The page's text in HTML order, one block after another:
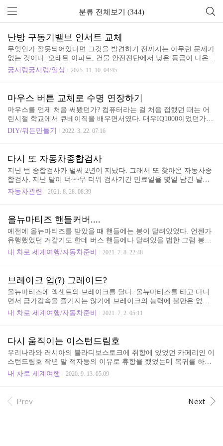
분류 전체보기 (344)
난방 구동기밸브 인서트 교체
무엇인가 잘못되어있다면 그것을 발견하기 전까지는 아무런 문제가
없는 것이다. 오래된 아파트, 건물 안전진단에서 낮은 등급이 나온것
이 축하한다고 각종 건설사에서 현수막을 걸고 이상하다. 건물상태
방분배기에서 이상함을 발견했다. 겨울이 다가오니 앞으로 역할을
해야하는데 갑자기 더 이상해지는 것은 아닐까? 몇일 지켜보니 하루
에 물 한방울(?) 정도 보이다 몇 주가 지나니 좀 더 나오는 듯했다. 상
태가 최상은 아니지만 30년이상되고 중간에 지역난방으로 전환되어
추가로 배관작업이 있었다. 왼쪽위 빨간 제품의 바로 아래에서 물방
궁시렁궁시렁/일상 2025. 11. 10. 04:45
마우스 버튼 교체로 수명 연장하기
마우스를 언제 처음 써봤던가? 컴퓨터라는 걸 처음 접했던 때는 어
린시절 학교에서 큐베이직을 배우면서였다. 대우IQ1000이었던가?
키보드가 곧 컴퓨터였다. 마우스? 그런건 없었다. 그때 컴퓨터를 가
기억되는 것으로 가라데같은 오락을 했던 기억이.... 큐베이직을 배
웠다는 경험으로 선생님의 지시로 성적입력을 했던 기억이 있다. 물
론 그 컴퓨터에도 마우스는 없었다. 80년대였지만 주위의 다른학교
는 성적표를 글로적고 도장찍고로 계속하고 있을때 우리학교는 도
트프린터로 출력해서 줬었다. 아무튼 80년대 중반에 누구들보다 빠
DIY/뭐든만들기 2022. 3. 22. 07:16
다시 또 자동차종합검사
지난 번 종합검사가 벌써 2년이 지났다. 그래서 또 찾아온 자동차종
합검사. 지난 달이 너~~무 더워 검사기간 만료일을 몇일 남긴 날짜
에 예약을 하고 검사를 받고왔다. 2년 전의 검사 때는 예약을 하고
지 완료하고 예약시간에 맞춰 방문하면 바로 검사장으로 갔었다. 비
가 주룩주룩~! 검사소건물은 변한게 없는 듯.... 순서가되면 아저씨
에게 차를 맡기고 삥~ 돌아서 대기실에 있으면서... 힐금힐끔 검사과
정 보기. 지난번 검사 후 2년사이에 썬팅을 했었는데... 시정권고라
고 보인다. 다른 나라들처럼 앞유리, 앞좌석창문의 투과율을 75%으
자동차관련 2021. 8. 28. 08:39
올뉴마티즈 핸들커버....
예전에 올뉴마티즈를 받았을 떄 핸들에는 봉이 달려있었다. 언젠가
유행했었던 거같기도 한데 버스 핸들에나 달려있을 법한 그럼 봉이
달려있었다. 개인적으로는 기타의 악세사리는 좋아하지 않기에 바
들의 상단부분에서 갈라진 게 손에 느껴졌었다. 운행을 전에 비해 하
지 않고 때양볕에 세워놔서인지 노화가 빨리왔을 수도 있겠다. 지하
주차장이 없는 관계로 진행은 점점 빨라질 수도 있는 것이고.... 20년
도 넘었나? 그 떄 핸들커버라는 걸 사용을 해봤었다. 핸들사이즈에
맞게 구입을 해서 어렵게 씌우고 벗길때는 더 어렵게~ 했었던 기억
내 차로 세계여행/자동차준비 2021. 7. 8. 22:48
브레이크 업(?) 그레이드?
올뉴마티즈에 엑센트의 브레이크를 달다. 올뉴마티즈를 타고 다니
면서 급가감속을 즐기지는 않기에 브레이크의 능력에 불만은 없었
는데 수년전에 주차장에서 출발하고 몇 분후에 약간의 내리막을 만
다는 것이었다. 그러나 그때도 이미 단종된 자동차이고 많은 비용을
들여 바꿔야 하나? 해서 브레이크액 교체, 브레이크 패드 교체 등만
하고 있었다. 마티즈 1,2,3 구형 엑센트것으로 브레이크튜닝 마티즈
1/2/3와 스파크의 가장 큰 차이점 중에 하나가 브레이크입니다. 보통
자동차 앞브레이크는 디스크 두장이 겹쳐진 디스크를 사용하는데,
내 차로 세계여행/자동차준비 2021. 7. 2. 05:11
다시 움직이는 이스턴드림호
우리나라와 러시아의 블라디보스토크에 취항에 있었던 카페리인 이
스턴드림호 작년 말 적자등의 이유로 휴항을 했었는데 복귀를 하지
않았었다. 배의 소유권도 넘어가고.... 올 초엔 컨테이너에 자동차를
크" 글을 작성할 때만 하더라도 코로나19는 중국 안에서만 창궐하다
사라질 줄 알았었다. 우리의 삶을 작년 말로 돌아갈 수 없을 만큼의
내 차로 세계여행 2020. 9. 13. 05:09
Prev Next